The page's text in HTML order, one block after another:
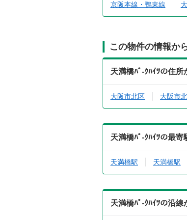
京阪本線・鴨東線
この物件の情報か
天満橋ﾊﾟ-ｸﾊｲﾂの住
大阪市北区 大阪市
天満橋ﾊﾟ-ｸﾊｲﾂの最
天満橋駅 天満橋駅
天満橋ﾊﾟ-ｸﾊｲﾂの沿